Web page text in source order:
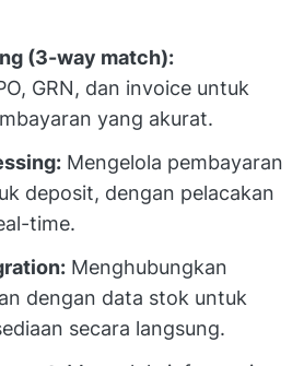
(3-way match):
GRN, dan invoice untuk
yang akurat.
Mengelola pembayaran
deposit, dengan pelacakan
time.
Menghubungkan
dengan data stok untuk
secara langsung.